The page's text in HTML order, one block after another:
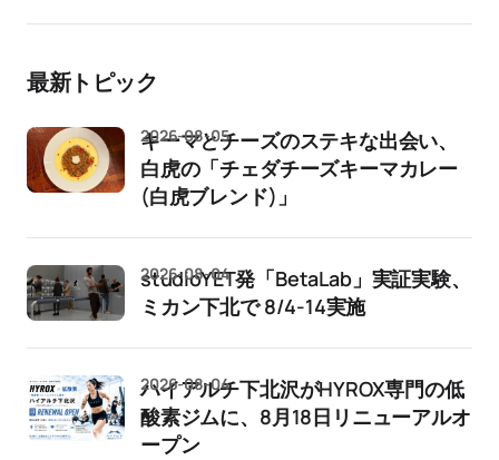
最新トピック
キーマとチーズのステキな出会い、
白虎の「チェダチーズキーマカレー
(白虎ブレンド)」
2026-08-05
studioYET発「BetaLab」実証実験、
ミカン下北で 8/4-14実施
2026-08-04
ハイアルチ下北沢がHYROX専門の低
酸素ジムに、8月18日リニューアルオ
ープン
2026-08-04